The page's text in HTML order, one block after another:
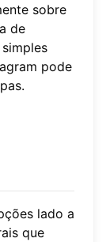
sobre
de
pode
lado a
que